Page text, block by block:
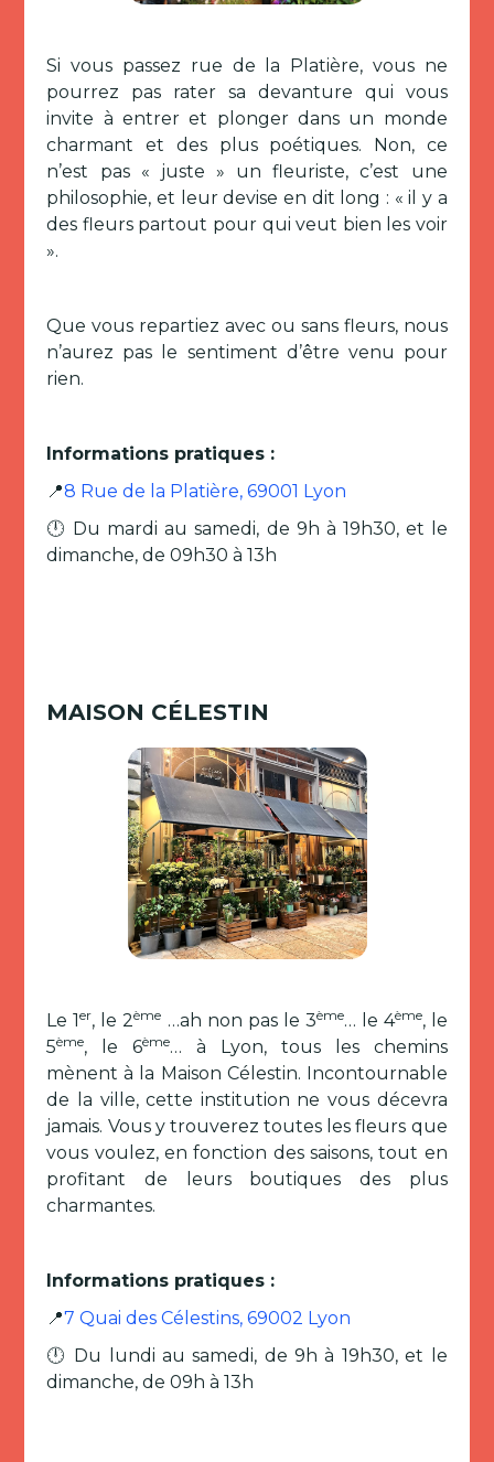
Si vous passez rue de la Platière, vous ne
pourrez pas rater sa devanture qui vous
invite à entrer et plonger dans un monde
charmant et des plus poétiques. Non, ce
n’est pas « juste » un fleuriste, c’est une
philosophie, et leur devise en dit long : « il y a
des fleurs partout pour qui veut bien les voir
».
Que vous repartiez avec ou sans fleurs, nous
n’aurez pas le sentiment d’être venu pour
rien.
Informations pratiques :
📍8 Rue de la Platière, 69001 Lyon
🕛 Du mardi au samedi, de 9h à 19h30, et le
dimanche, de 09h30 à 13h
MAISON CÉLESTIN
Le 1er, le 2ème …ah non pas le 3ème… le 4ème, le
5ème, le 6ème… à Lyon, tous les chemins
mènent à la Maison Célestin. Incontournable
de la ville, cette institution ne vous décevra
jamais. Vous y trouverez toutes les fleurs que
vous voulez, en fonction des saisons, tout en
profitant de leurs boutiques des plus
charmantes.
Informations pratiques :
📍7 Quai des Célestins, 69002 Lyon
🕛 Du lundi au samedi, de 9h à 19h30, et le
dimanche, de 09h à 13h